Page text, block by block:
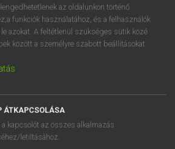
TANULÓKNAK
INTÉZMÉNYEKNEK
MEGOLDÁSOK
RÓLUNK
ELÉRHETŐSÉG
SÜTI BEÁLLÍTÁSOK
az oldalunkon történő
funkciók használatához, és a felhasználók
azokat. A feltétlenül szükséges sütik közé
között a személyre szabott beállításokat
ÁTKAPCSOLÁSA
kapcsolót az összes alkalmazás
letiltásához.